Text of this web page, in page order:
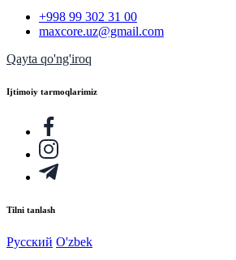
+998 99 302 31 00
maxcore.uz@gmail.com
Qayta qo'ng'iroq
Ijtimoiy tarmoqlarimiz
Tilni tanlash
Русский O'zbek